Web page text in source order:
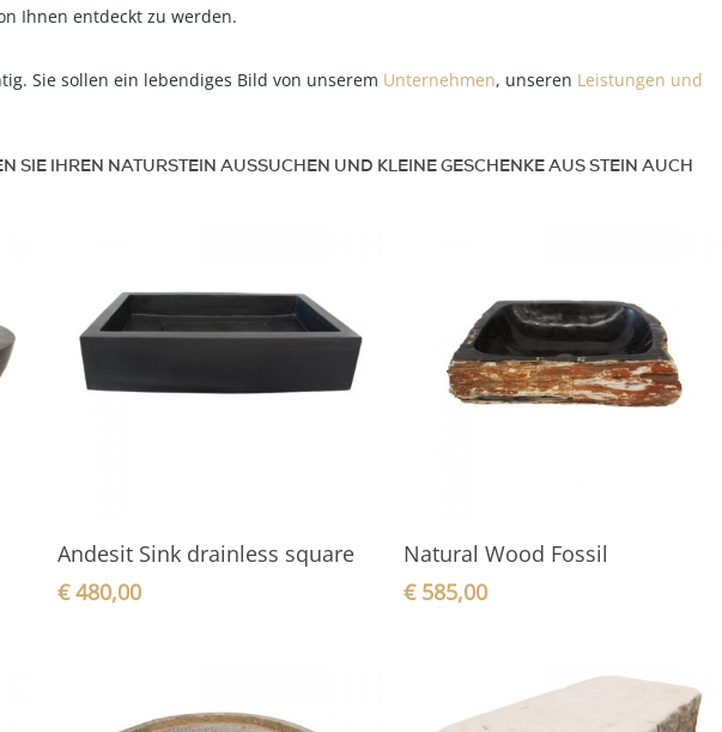
Ihnen entdeckt zu werden.
Sie sollen ein lebendiges Bild von unserem Unternehmen, unseren Leistungen und
SIE IHREN NATURSTEIN AUSSUCHEN UND KLEINE GESCHENKE AUS STEIN AUCH
In den Warenkorb
Andesit Sink drainless square
€480,00
In den Warenkorb
Natural Wood Fossil
€585,00